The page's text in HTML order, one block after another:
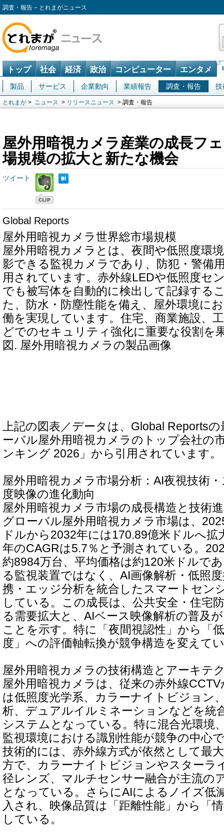
調査・報告 – とれまがニュース
トップ 社会 経済 政治 コンピューター エンタメ
製品 サービス 企業動向 業績報告 調査・報告 技
とれまが > ニュース > リリースニュース > 調査・報告
屋外用暗視カメラ産業の成長フ
場規模の拡大と新たな機会
ツイート
Global Reports
屋外用暗視カメラ世界総市場規模
屋外用暗視カメラとは、夜間や低照度環
影できる監視カメラであり、防犯・警備
用されています。赤外線LEDや低照度セ
でも被写体を自動的に検出して記録する
た、防水・防塵性能を備え、屋外環境に
働を実現しています。住宅、商業施設、
どでのセキュリティ強化に重要な役割を
図. 屋外用暗視カメラの製品画像
上記の図表／データは、Global Reports
ーバル屋外用暗視カメラのトップ会社の
ンキング 2026」から引用されています。
屋外用暗視カメラ市場分析：AI夜視技術
度映像の進化動向
屋外用暗視カメラ市場の成長構造と技術
グローバル屋外用暗視カメラ市場は、
ドルから2032年には170.89億米ドルへ拡
年のCAGRは5.7％と予測されている。
約8984万台、平均価格は約120米ドルで
る監視装置ではなく、AI画像解析・低照
携・エッジ分析を統合したスマートセン
している。この成長は、公共安全・住宅
る需要拡大と、AIベース映像解析の普及
ことを示す。特に「夜間視認性」から「
度」への評価軸転換が競争構造を変えて
屋外用暗視カメラの技術構造とアーキテ
屋外用暗視カメラは、従来の赤外線
は低照度光学系、カラーナイトビジョン
析、デュアルイルミネーションなどを統
システムとなっている。特に混合光環境
監視環境における識別性能が競争の中心
技術的には、赤外線方式が依然として最
方で、カラーナイトビジョンやスターラ
径レンズ、マルチセンサー融合が主流の
となっている。さらにAIによるノイズ低
入され、映像品質は「距離性能」から「
している。